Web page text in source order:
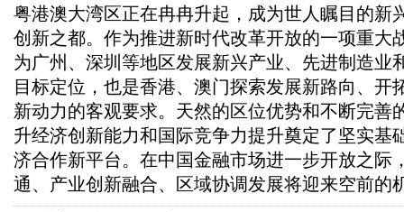
粤港澳大湾区正在冉冉升起，成为世人瞩目的新
创新之都。作为推进新时代改革开放的一项重大
为广州、深圳等地区发展新兴产业、先进制造业
目标定位，也是香港、澳门探索发展新路向、开
新动力的客观要求。天然的区位优势和不断完善
升经济创新能力和国际竞争力提升奠定了坚实基
济合作新平台。在中国金融市场进一步开放之际
通、产业创新融合、区域协调发展将迎来空前的